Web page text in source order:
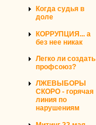
Когда судья в
доле
КОРРУПЦИЯ... а
без нее никак
Легко ли создать
профсоюз?
ЛЖЕВЫБОРЫ
СКОРО - горячая
линия по
нарушениям